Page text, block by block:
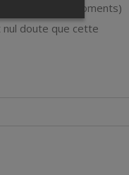
et de beaux moments)
nul doute que cette